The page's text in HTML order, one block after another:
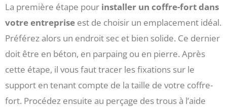
La première étape pour installer un coffre-fort dans
votre entreprise est de choisir un emplacement idéal.
Préférez alors un endroit sec et bien solide. Ce dernier
doit être en béton, en parpaing ou en pierre. Après
cette étape, il vous faut tracer les fixations sur le
support en tenant compte de la taille de votre coffre-
fort. Procédez ensuite au perçage des trous à l’aide